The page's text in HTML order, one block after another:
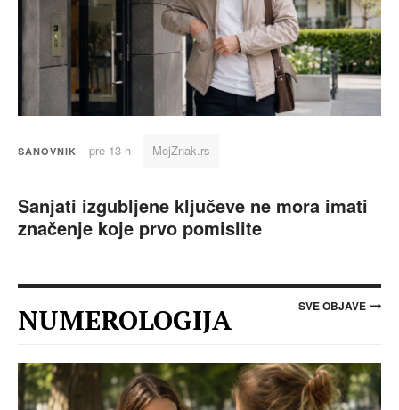
SANOVNIK pre 13 h MojZnak.rs
Sanjati izgubljene ključeve ne mora imati
značenje koje prvo pomislite
NUMEROLOGIJA SVE OBJAVE